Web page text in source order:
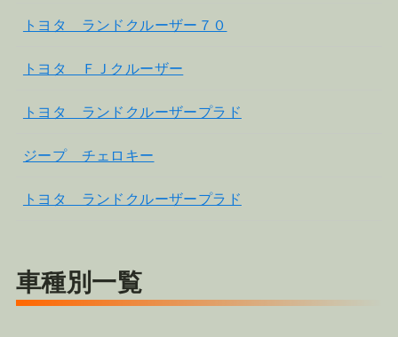
トヨタ ランドクルーザー７０
トヨタ ＦＪクルーザー
トヨタ ランドクルーザープラド
ジープ チェロキー
トヨタ ランドクルーザープラド
車種別一覧